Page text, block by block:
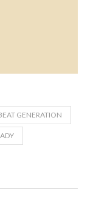
GENERATION